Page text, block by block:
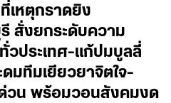
เหตุกราดยิง
สั่งยกระดับความ
ประเทศ-แก้ปมบูลลี่
ดมทีมเยียวยาจิตใจ-
วน พร้อมวอนสังคมงด